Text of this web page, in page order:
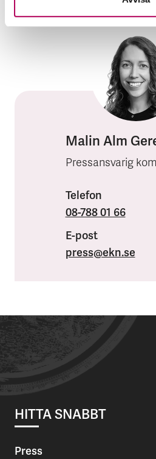
Resultat: 1,8 miljarder
kronor)
Malin Alm
Pressansvarig
Telefon
08-788 01 66
E-post
press@ekn.se
HITTA SNABBT
Press